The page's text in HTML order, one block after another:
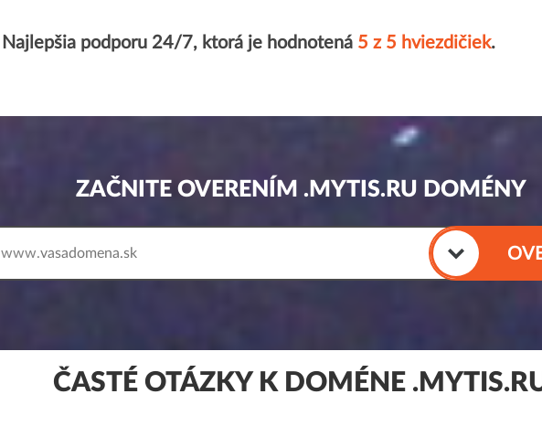
Najlepšia podporu 24/7, ktorá je hodnotená 5 z 5 hviezdičiek.
ZAČNITE OVERENÍM .MYTIS.RU DOMÉNY
www.
ČASTÉ OTÁZKY K DOMÉNE